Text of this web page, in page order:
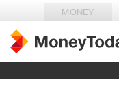
MONEY